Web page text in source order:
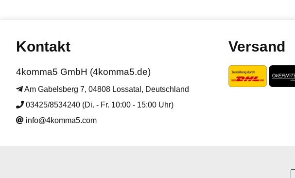
Kontakt
4komma5 GmbH (4komma5.de)
Am Gabelsberg 7, 04808 Lossatal, Deutschland
03425/8534240 (Di. - Fr. 10:00 - 15:00 Uhr)
info@4komma5.com
Versand